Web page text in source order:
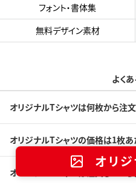
オリ
フォント・書体集
無料デザイン素材
よく
オリジナルTシャツは何枚から注
オリジナルTシャツの価格は1枚あ
オリジナルTシャツは注文してから